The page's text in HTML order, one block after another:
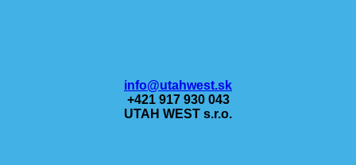
info@utahwest.sk
+421 917 930 043
UTAH WEST s.r.o.